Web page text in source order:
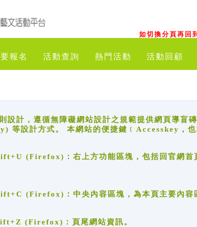
如切換分頁再回
報名 活動查詢 熱門活動 活動回顧
設計，遵循無障礙網站設計之規範提供網頁導
設計方式。 本網站的便捷鍵﹝Accesskey，也
(Firefox)：右上方功能區塊，包括回官網首
(Firefox)：中央內容區塊，為本頁主要內容
(Firefox)：頁尾網站資訊。